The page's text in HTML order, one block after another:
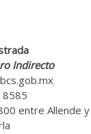
Indirecto
8585
entre Allende y